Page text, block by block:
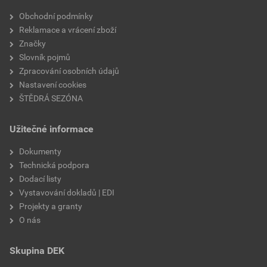
Velikost
faktor difuzního odporu
materiálová báze
Obchodní podmínky
Reklamace a vrácení zboží
Značky
Slovník pojmů
Zpracování osobních údajů
Nastavení cookies
ŠTĚDRÁ SEZÓNA
Užitečné informace
Dokumenty
Technická podpora
Dodací listy
Vystavování dokladů | EDI
Projekty a granty
O nás
Skupina DEK